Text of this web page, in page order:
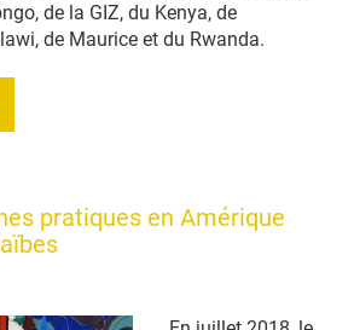
de la GIZ, du Kenya, de
de Maurice et du Rwanda.
pratiques en Amérique